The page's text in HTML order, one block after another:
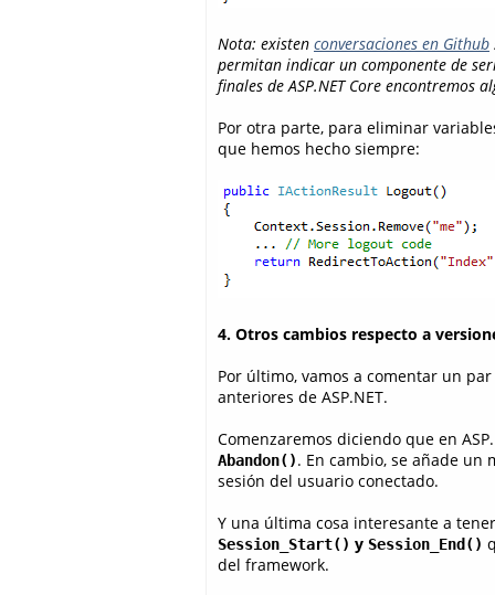
Nota: existen conversaciones en Github
permitan indicar un componente de
finales de ASP.NET Core encontremos
Por otra parte, para eliminar
que hemos hecho siempre:
4. Otros cambios respecto a
Por último, vamos a comentar un
anteriores de ASP.NET.
Comenzaremos diciendo que en
Abandon(). En cambio, se añade un
sesión del usuario conectado.
Y una última cosa interesante a
Session_Start() y Session_End()
del framework.